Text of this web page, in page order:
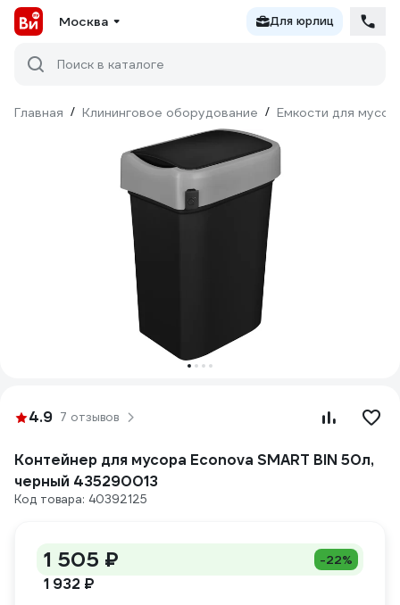
Москва Для юрлиц
Поиск в каталоге
Главная / Клининговое оборудование / Емкости для
4.9 7 отзывов
Контейнер для мусора Econova SMART BIN 50л,
черный 435290013
Код товара: 40392125
1 505 ₽ -22%
1 932 ₽